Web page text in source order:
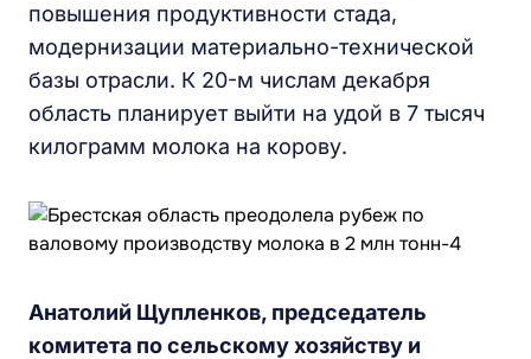
повышения продуктивности стада,
модернизации материально-технической
базы отрасли. К 20-м числам декабря
область планирует выйти на удой в 7 тысяч
килограмм молока на корову.
Анатолий Щупленков, председатель
комитета по сельскому хозяйству и